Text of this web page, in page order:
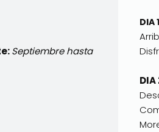
Septiembre hasta
DIA
DIA